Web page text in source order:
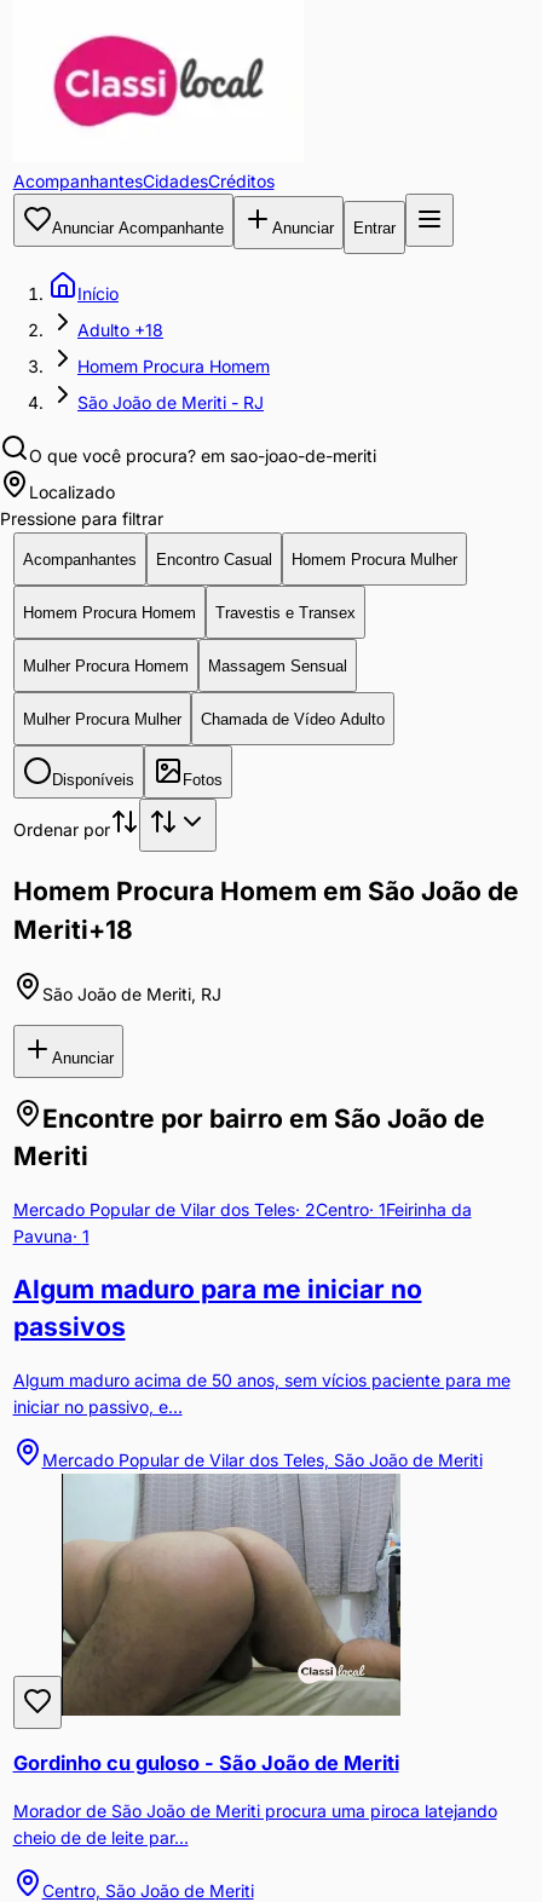
AcompanhantesCidadesCréditos
Anunciar Acompanhante Anunciar Entrar
Início
Adulto +18
Homem Procura Homem
São João de Meriti - RJ
O que você procura? em sao-joao-de-meriti
Localizado
Pressione para filtrar
Acompanhantes Encontro Casual Homem Procura Mulher
Homem Procura Homem Travestis e Transex
Mulher Procura Homem Massagem Sensual
Mulher Procura Mulher Chamada de Vídeo Adulto
Disponíveis Fotos
Ordenar por
Homem Procura Homem em São João de
Meriti+18
São João de Meriti, RJ
Anunciar
Encontre por bairro em São João de
Meriti
Mercado Popular de Vilar dos Teles· 2Centro· 1Feirinha da
Pavuna· 1
Algum maduro para me iniciar no
passivos
Algum maduro acima de 50 anos, sem vícios paciente para me
iniciar no passivo, e...
Mercado Popular de Vilar dos Teles, São João de Meriti
Gordinho cu guloso - São João de Meriti
Morador de São João de Meriti procura uma piroca latejando
cheio de de leite par...
Centro, São João de Meriti